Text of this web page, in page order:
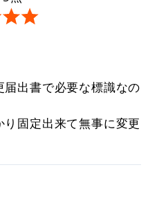
出書で必要な標識なの
固定出来て無事に変更